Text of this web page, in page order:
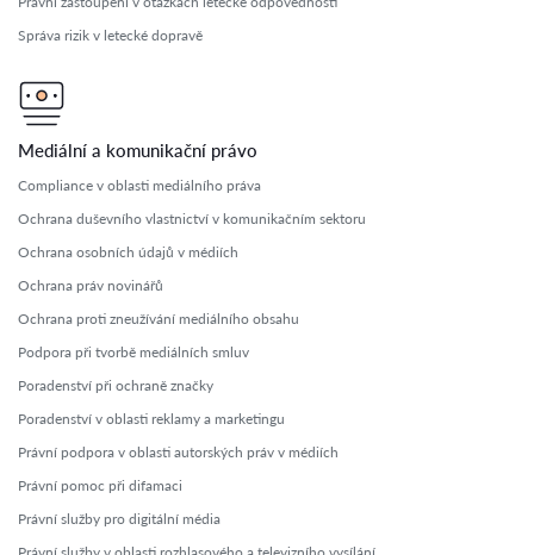
Správa rizik v letecké dopravě
Mediální a komunikační právo
Compliance v oblasti mediálního práva
Ochrana duševního vlastnictví v komunikačním sektoru
Ochrana osobních údajů v médiích
Ochrana práv novinářů
Ochrana proti zneužívání mediálního obsahu
Podpora při tvorbě mediálních smluv
Poradenství při ochraně značky
Poradenství v oblasti reklamy a marketingu
Právní podpora v oblasti autorských práv v médiích
Právní pomoc při difamaci
Právní služby pro digitální média